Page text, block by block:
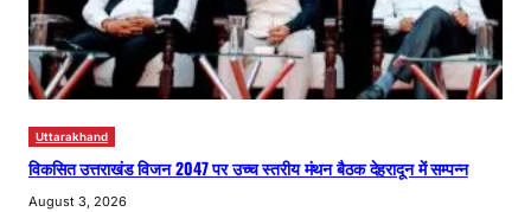
Uttarakhand
विकसित उत्तराखंड विजन 2047 पर उच्च स्तरीय मंथन बैठक देहरादून में सम्पन्न
August 3, 2026